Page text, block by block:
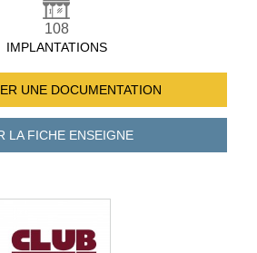
108
IMPLANTATIONS
UNE DOCUMENTATION
LA FICHEENSEIGNE